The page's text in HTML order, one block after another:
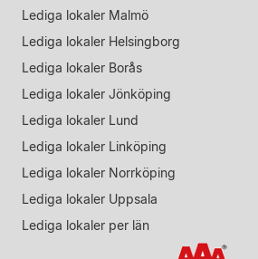
Lediga lokaler Malmö
Lediga lokaler Helsingborg
Lediga lokaler Borås
Lediga lokaler Jönköping
Lediga lokaler Lund
Lediga lokaler Linköping
Lediga lokaler Norrköping
Lediga lokaler Uppsala
Lediga lokaler per län